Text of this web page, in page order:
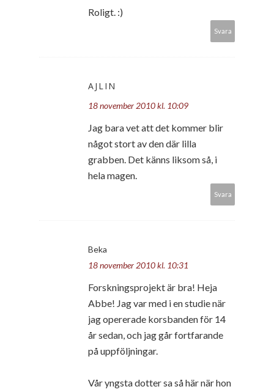
Roligt. :)
Svara
AJLIN
18 november 2010 kl. 10:09
Jag bara vet att det kommer blir
något stort av den där lilla
grabben. Det känns liksom så, i
hela magen.
Svara
Beka
18 november 2010 kl. 10:31
Forskningsprojekt är bra! Heja
Abbe! Jag var med i en studie när
jag opererade korsbanden för 14
år sedan, och jag går fortfarande
på uppföljningar.
Vår yngsta dotter sa så här när hon